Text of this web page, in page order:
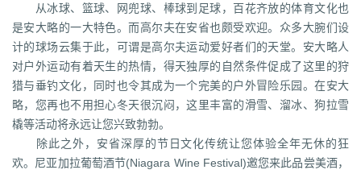
从冰球、篮球、网兜球、棒球到足球，百花齐放的体育文化也
是安大略的一大特色。而高尔夫在安省也颇受欢迎。众多大腕们设
计的球场云集于此，可谓是高尔夫运动爱好者们的天堂。安大略人
对户外运动有着天生的热情，得天独厚的自然条件促成了这里的狩
猎与垂钓文化，同时也令其成为一个完美的户外冒险乐园。在安大
略，您再也不用担心冬天很沉闷，这里丰富的滑雪、溜冰、狗拉雪
橇等活动将永远让您兴致勃勃。
除此之外，安省深厚的节日文化传统让您体验全年无休的狂
欢。尼亚加拉葡萄酒节(Niagara Wine Festival)邀您来此品尝美酒，